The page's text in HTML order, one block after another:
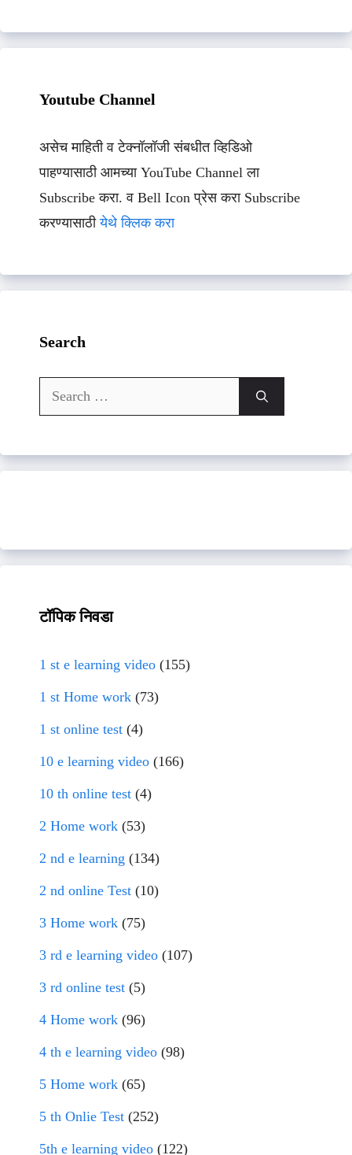
Youtube Channel
असेच माहिती व टेक्नॉलॉजी संबधीत व्हिडिओ
पाहण्यासाठी आमच्या YouTube Channel ला
Subscribe करा. व Bell Icon प्रेस करा Subscribe
करण्यासाठीयेथे क्लिक करा
Search
Search
for:
टॉपिक निवडा
1 st e learning video (155)
1 st Home work (73)
1 st online test (4)
10 e learning video (166)
10 th online test (4)
2 Home work (53)
2 nd e learning (134)
2 nd online Test (10)
3 Home work (75)
3 rd e learning video (107)
3 rd online test (5)
4 Home work (96)
4 th e learning video (98)
5 Home work (65)
5 th Onlie Test (252)
5th e learning video (122)